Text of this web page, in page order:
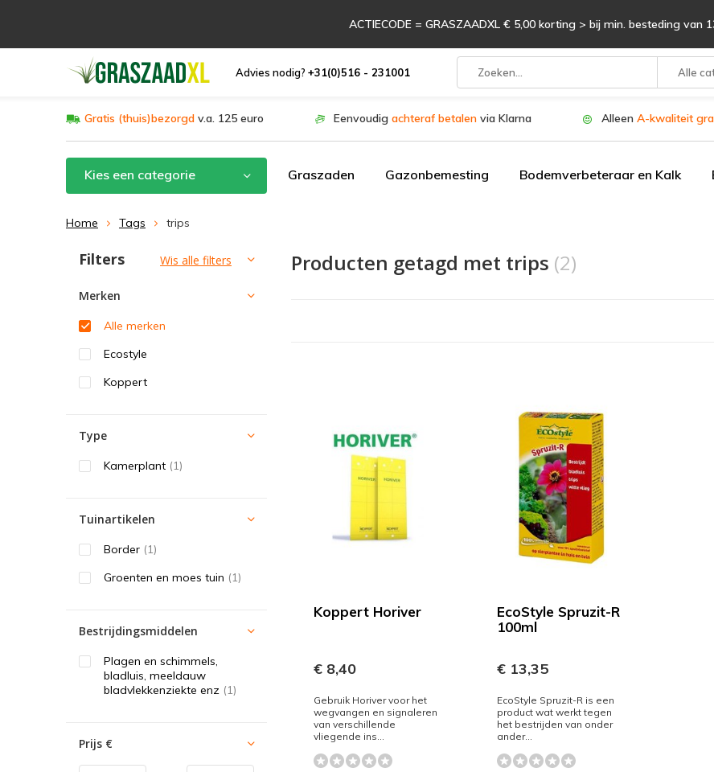
Advies nodig? +31(0)516 - 231001 Alle
ACTIECODE = GRASZAADXL € 5,00 korting > bij min. besteding van
Gratis (thuis)bezorgd v.a. 125 euro Eenvoudig achteraf betalen via Klarna Alleen A-kwaliteit
Kies een categorie Graszaden Gazonbemesting Bodemverbeteraar en Kalk
Home Tags trips
Producten getagd met trips (2)
Koppert Horiver
€ 8,40
Gebruik Horiver voor het
wegvangen en signaleren
van verschillende
vliegende ins...
EcoStyle Spruzit-R
100ml
€ 13,35
EcoStyle Spruzit-R is een
product wat werkt tegen
het bestrijden van onder
ander...
Sorteren op:
Filters Wis alle filters
Merken
Alle merken
Ecostyle
Koppert
Type
Kamerplant (1)
Tuinartikelen
Border (1)
Groenten en moes tuin (1)
Bestrijdingsmiddelen
Plagen en schimmels,
bladluis, meeldauw
bladvlekkenziekte enz (1)
Prijs €